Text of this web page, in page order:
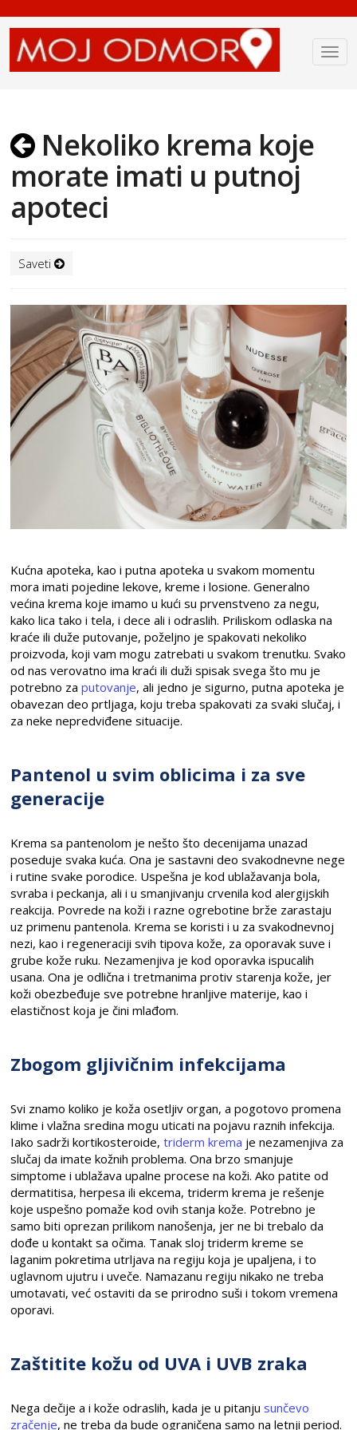
Nekoliko krema koje
morate imati u putnoj
apoteci
Saveti
Kućna apoteka, kao i putna apoteka u svakom momentu
mora imati pojedine lekove, kreme i losione. Generalno
većina krema koje imamo u kući su prvenstveno za negu,
kako lica tako i tela, i dece ali i odraslih. Priliskom odlaska na
kraće ili duže putovanje, poželjno je spakovati nekoliko
proizvoda, koji vam mogu zatrebati u svakom trenutku. Svako
od nas verovatno ima kraći ili duži spisak svega što mu je
potrebno zaputovanje, ali jedno je sigurno, putna apoteka je
obavezan deo prtljaga, koju treba spakovati za svaki slučaj, i
za neke nepredviđene situacije.
Pantenol u svim oblicima i za sve
generacije
Krema sa pantenolom je nešto što decenijama unazad
poseduje svaka kuća. Ona je sastavni deo svakodnevne nege
i rutine svake porodice. Uspešna je kod ublažavanja bola,
svraba i peckanja, ali i u smanjivanju crvenila kod alergijskih
reakcija. Povrede na koži i razne ogrebotine brže zarastaju
uz primenu pantenola. Krema se koristi i u za svakodnevnoj
nezi, kao i regeneraciji svih tipova kože, za oporavak suve i
grube kože ruku. Nezamenjiva je kod oporavka ispucalih
usana. Ona je odlična i tretmanima protiv starenja kože, jer
koži obezbeđuje sve potrebne hranljive materije, kao i
elastičnost koja je čini mlađom.
Zbogom gljivičnim infekcijama
Svi znamo koliko je koža osetljiv organ, a pogotovo promena
klime i vlažna sredina mogu uticati na pojavu raznih infekcija.
Iako sadrži kortikosteroide,triderm krema je nezamenjiva za
slučaj da imate kožnih problema. Ona brzo smanjuje
simptome i ublažava upalne procese na koži. Ako patite od
dermatitisa, herpesa ili ekcema, triderm krema je rešenje
koje uspešno pomaže kod ovih stanja kože. Potrebno je
samo biti oprezan prilikom nanošenja, jer ne bi trebalo da
dođe u kontakt sa očima. Tanak sloj triderm kreme se
laganim pokretima utrljava na regiju koja je upaljena, i to
uglavnom ujutru i uveče. Namazanu regiju nikako ne treba
umotavati, već ostaviti da se prirodno suši i tokom vremena
oporavi.
Zaštitite kožu od UVA i UVB zraka
Nega dečije a i kože odraslih, kada je u pitanjusunčevo
zračenje, ne treba da bude ograničena samo na letnji period.